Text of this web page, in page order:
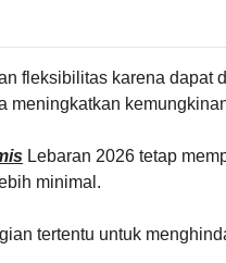
fleksibilitas karena dapat
meningkatkan
Lebaran 2026 tetap
minimal.
tertentu untuk